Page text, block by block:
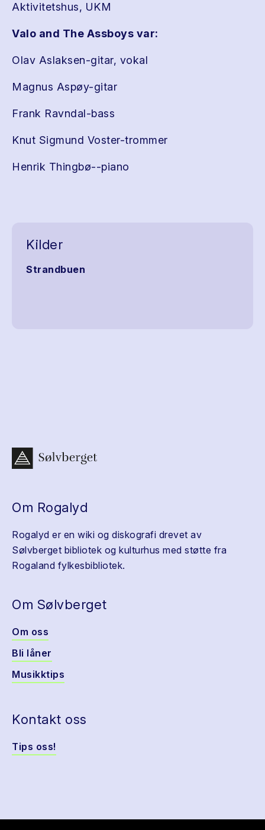
Aktivitetshus, UKM
Valo and The Assboys var:
Olav Aslaksen-gitar, vokal
Magnus Aspøy-gitar
Frank Ravndal-bass
Knut Sigmund Voster-trommer
Henrik Thingbø--piano
Kilder
Strandbuen
Om Rogalyd
Rogalyd er en wiki og diskografi drevet av
Sølvberget bibliotek og kulturhus med støtte fra
Rogaland fylkesbibliotek.
Om Sølvberget
Om oss
Bli låner
Musikktips
Kontakt oss
Tips oss!